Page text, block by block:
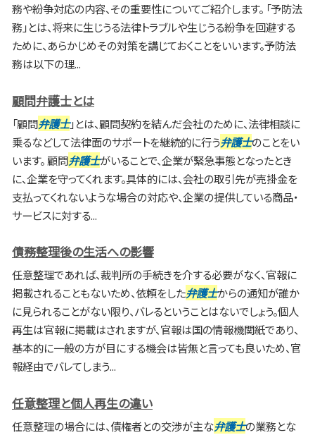
務や紛争対応の内容、その重要性についてご紹介します。 「予防法
務」とは、将来に生じうる法律トラブルや生じうる紛争を回避する
ために、あらかじめその対策を講じておくことをいいます。予防法
務は以下の理...
顧問弁護士とは
「顧問弁護士」とは、顧問契約を結んだ会社のために、法律相談に
乗るなどして法律面のサポートを継続的に行う弁護士のことをい
います。 顧問弁護士がいることで、企業が緊急事態となったとき
に、企業を守ってくれます。具体的には、会社の取引先が売掛金を
支払ってくれないような場合の対応や、企業の提供している商品・
サービスに対する...
債務整理後の生活への影響
任意整理であれば、裁判所の手続きを介する必要がなく、官報に
掲載されることもないため、依頼をした弁護士からの通知が誰か
に見られることがない限り、バレるということはないでしょう。個人
再生は官報に掲載はされますが、官報は国の情報機関紙であり、
基本的に一般の方が目にする機会は皆無と言っても良いため、官
報経由でバレてしまう...
任意整理と個人再生の違い
任意整理の場合には、債権者との交渉が主な弁護士の業務とな